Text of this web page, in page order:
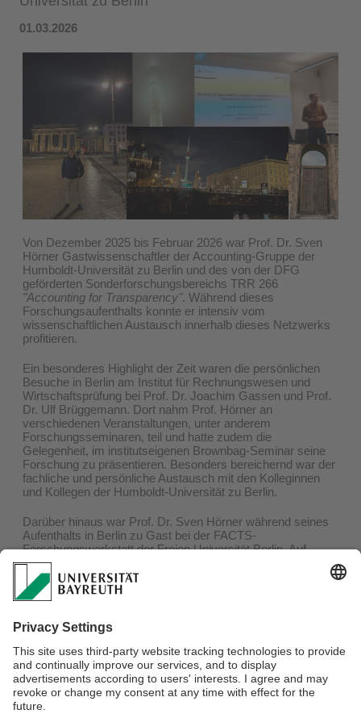
01.03.2026
Von Dezember 2025 bis Februar 2026 war Prof. Dr. Sven
Hörner Gastwissenschaftler der Accounting-Gruppe der
Humboldt-Universität zu Berlin und des von der DFG
geförderten Sonderforschungsbereichs TRR 266
"Accounting for Transparency". Während dieses
Forschungsaufenthalts konnte er intensiv vom
wissenschaftlichen Austausch innerhalb dieses Netzwerks
profitieren.
Ein besonderes Highlight der Zeit waren die persönlichen
Besuche in Berlin am Institut für Rechnungswesen und
Wirtschaftsprüfung bei Prof. Dr. Joachim Gassen und Prof.
Dr. Ulf Brüggemann. Dort nahm Prof. Hörner an
verschiedenen Veranstaltungen, unter anderem
Forschungsseminaren, teil und hatte zudem die
Gelegenheit, im institutseigenen Brownbag-Seminar seine
Forschung zu präsentieren. Besonders bereichernd war der
fachliche und persönliche Austausch mit den Kolleginnen
und Kollegen der Humboldt-Universität zu Berlin.
Darüber hinaus war Prof. Dr. Sven Hörner während seines
Aufenthalts in Berlin zu Gast bei der FACTS-
Forschungswerkstatt derFreien Universität Berlin. Auf
Einladung von
aktuelles Forschungsprojekt mit dem Titel
Sustainability Assurance – European Evidence on the
Determinants of ESG Assurance Fees”
Wissenschaftlern.
Ein herzlicher Dank gilt allen Beteiligten für die
Ermöglichung dieses wertvollen Forschungsaustauschs
sowie für die zahlreichen hilfreichen Kommentare und
Anregungen zur Forschung an der Juniorprofessur für